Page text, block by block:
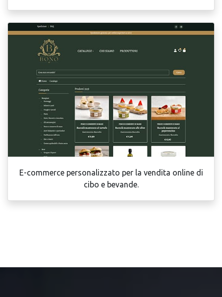
E-commerce personalizzato per la vendita online di
cibo e bevande.